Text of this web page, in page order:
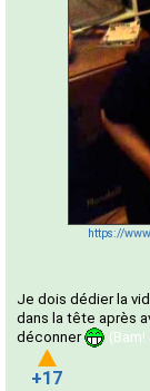
https://
Je dois dédier la
dans la tête après
déconner
+17